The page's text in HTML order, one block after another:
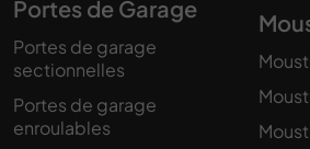
Portes de Garage
Portes de garage
sectionnelles
Portes de garage
enroulables